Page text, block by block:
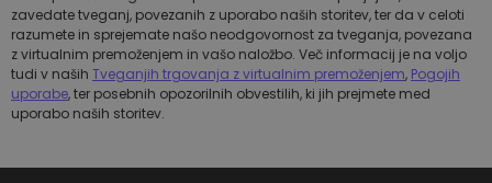
zavedate tveganj, povezanih z uporabo naših storitev, ter da v celoti
razumete in sprejemate našo neodgovornost za tveganja, povezana
z virtualnim premoženjem in vašo naložbo. Več informacij je na voljo
tudi v naših Tveganjih trgovanja z virtualnim premoženjem, Pogojih
uporabe, ter posebnih opozorilnih obvestilih, ki jih prejmete med
uporabo naših storitev.